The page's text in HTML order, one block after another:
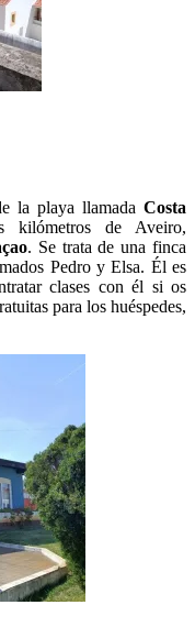
la playa llamada Costa
de Aveiro,
. Se trata de una finca
Pedro y Elsa. Él es
clases con él si os
para los huéspedes,